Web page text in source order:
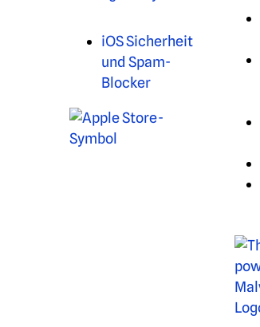
iOS Sicherheit
und Spam-
Blocker